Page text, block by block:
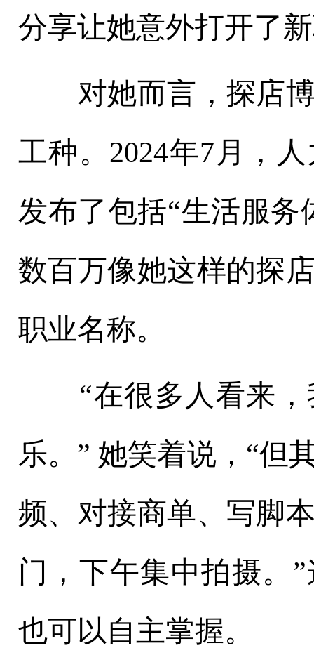
分享让她意外打开了
对她而言，探店博
工种。2024年7月，
发布了包括“生活服务
数百万像她这样的探
职业名称。
“在很多人看来，
乐。” 她笑着说，“但
频、对接商单、写脚
门，下午集中拍摄。
也可以自主掌握。